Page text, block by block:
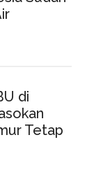
di
Tetap